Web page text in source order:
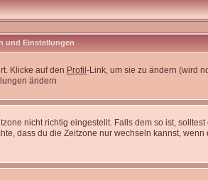
und Einstellungen
Klicke auf den Profil -Link, um sie zu ändern (wird
ändern
nicht richtig eingestellt. Falls dem so ist,
dass du die Zeitzone nur wechseln kannst,